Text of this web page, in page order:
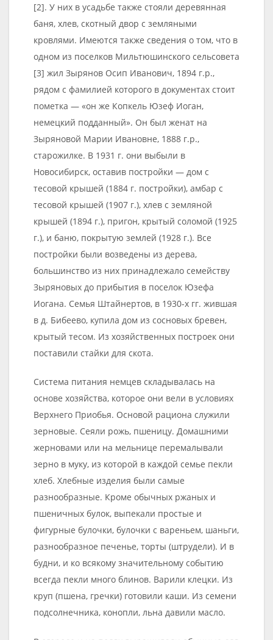
[2]. У них в усадьбе также стояли деревянная
баня, хлев, скотный двор с земляными
кровлями. Имеются также сведения о том, что в
одном из поселков Мильтюшинского сельсовета
[3] жил Зырянов Осип Иванович, 1894 г.р.,
рядом с фамилией которого в документах стоит
пометка — «он же Копкель Юзеф Иоган,
немецкий подданный». Он был женат на
Зыряновой Марии Ивановне, 1888 г.р.,
старожилке. В 1931 г. они выбыли в
Новосибирск, оставив постройки — дом с
тесовой крышей (1884 г. постройки), амбар с
тесовой крышей (1907 г.), хлев с земляной
крышей (1894 г.), пригон, крытый соломой (1925
г.), и баню, покрытую землей (1928 г.). Все
постройки были возведены из дерева,
большинство из них принадлежало семейству
Зыряновых до прибытия в поселок Юзефа
Иогана. Семья Штайнертов, в 1930-х гг. жившая
в д. Бибеево, купила дом из сосновых бревен,
крытый тесом. Из хозяйственных построек они
поставили стайки для скота.
Система питания немцев складывалась на
основе хозяйства, которое они вели в условиях
Верхнего Приобья. Основой рациона служили
зерновые. Сеяли рожь, пшеницу. Домашними
жерновами или на мельнице перемалывали
зерно в муку, из которой в каждой семье пекли
хлеб. Хлебные изделия были самые
разнообразные. Кроме обычных ржаных и
пшеничных булок, выпекали простые и
фигурные булочки, булочки с вареньем, шаньги,
разнообразное печенье, торты (штрудели). И в
будни, и ко всякому значительному событию
всегда пекли много блинов. Варили клецки. Из
круп (пшена, гречки) готовили каши. Из семени
подсолнечника, конопли, льна давили масло.